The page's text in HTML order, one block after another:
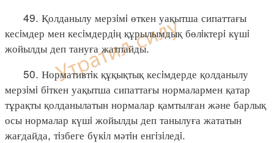
49. Қолданылу мерзiмi өткен уақытша сипаттағы
кесiмдер мен кесiмдердiң құрылымдық бөлiктерi күшi
жойылды деп тануға жатпайды.
50. Нормативтiк құқықтық кесiмдерде қолданылу
мерзiмi бiткен уақытша сипаттағы нормалармен қатар
тұрақты қолданылатын нормалар қамтылған және барлық
осы нормалар күшi жойылды деп танылуға жататын
жағдайда, тiзбеге бүкiл мәтiн енгiзiледi.